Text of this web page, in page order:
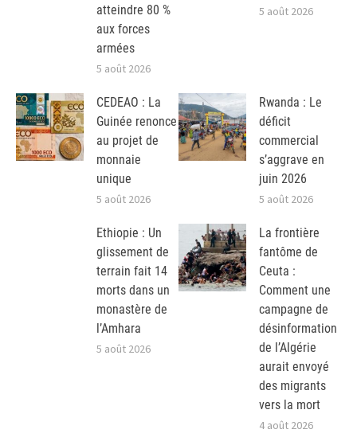
atteindre 80 %
aux forces
armées
5 août 2026
5 août 2026
CEDEAO : La
Guinée renonce
au projet de
monnaie
unique
5 août 2026
Rwanda : Le
déficit
commercial
s’aggrave en
juin 2026
5 août 2026
Ethiopie : Un
glissement de
terrain fait 14
morts dans un
monastère de
l’Amhara
5 août 2026
La frontière
fantôme de
Ceuta :
Comment une
campagne de
désinformation
de l’Algérie
aurait envoyé
des migrants
vers la mort
4 août 2026